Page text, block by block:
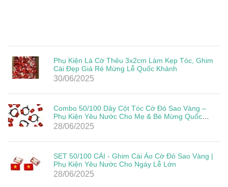
Phụ Kiện Lá Cờ Thêu 3x2cm Làm Kẹp Tóc, Ghim
Cài Đẹp Giá Rẻ Mừng Lễ Quốc Khánh
30/06/2025
Combo 50/100 Dây Cột Tóc Cờ Đỏ Sao Vàng –
Phụ Kiện Yêu Nước Cho Mẹ & Bé Mừng Quốc
Khánh 2/9
28/06/2025
SET 50/100 CÁI - Ghim Cài Áo Cờ Đỏ Sao Vàng |
Phụ Kiện Yêu Nước Cho Ngày Lễ Lớn
28/06/2025